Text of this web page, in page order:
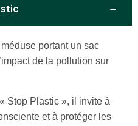
−
portant un sac
de la pollution sur
Stop Plastic », il invite à
et à protéger les